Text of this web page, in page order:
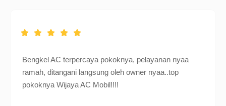
Bengkel AC terpercaya pokoknya, pelayanan nyaa
ramah, ditangani langsung oleh owner nyaa..top
pokoknya Wijaya AC Mobil!!!!